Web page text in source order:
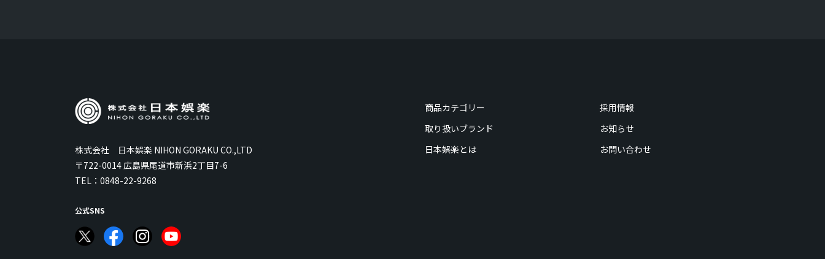
株式会社 日本娯楽 NIHON GORAKU CO.,LTD
〒722-0014 広島県尾道市新浜2丁目7-6
TEL： 0848-22-9268
公式SNS
商品カテゴリー
採用情報
取り扱いブランド
お知らせ
日本娯楽とは
お問い合わせ